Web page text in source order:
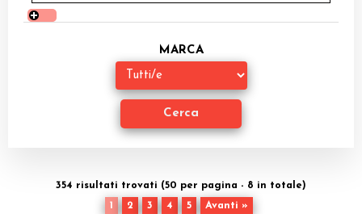
Editoria
Giochi di Carte Collezionabili
Accessori
MARCA
354 risultati trovati (50 per pagina - 8 in totale)
1
2 3 4 5 Avanti »